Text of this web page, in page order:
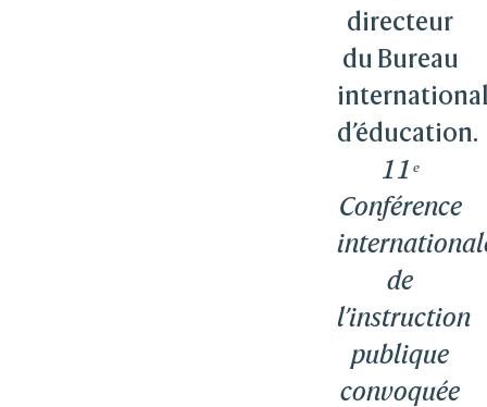
directeur
du Bureau
d’éducation.
11ᵉ
Conférence
de
l’instruction
publique
convoquée